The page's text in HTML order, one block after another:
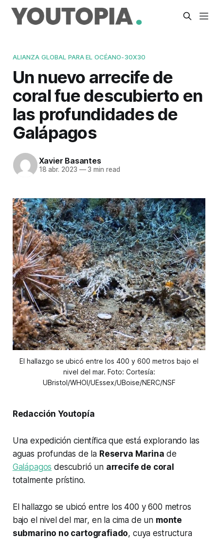
ALIANZA GLOBAL PARA EL OCÉANO-30X30
Un nuevo arrecife de
coral fue descubierto en
las profundidades de
Galápagos
Xavier Basantes
18 abr. 2023 —3 min read
El hallazgo se ubicó entre los 400 y 600 metros bajo el
nivel del mar. Foto: Cortesía:
UBristol/WHOI/UEssex/UBoise/NERC/NSF
Redacción Youtopía
Una expedición científica que está explorando las
aguas profundas de la Reserva Marina de
Galápagos descubrió un arrecife de coral
totalmente prístino.
El hallazgo se ubicó entre los 400 y 600 metros
bajo el nivel del mar, en la cima de un monte
submarino no cartografiado, cuya estructura